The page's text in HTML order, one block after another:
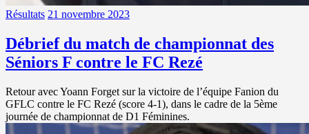
Résultats 21 novembre 2023
Débrief du match de championnat des
Séniors F contre le FC Rezé
Retour avec Yoann Forget sur la victoire de l’équipe Fanion du
GFLC contre le FC Rezé (score 4-1), dans le cadre de la 5ème
journée de championnat de D1 Féminines.